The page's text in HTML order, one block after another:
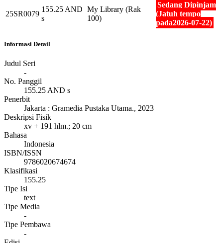
25SR0079
155.25 AND
s
My Library (Rak
100)
Sedang Dipinjam
(Jatuh tempo
pada2026-07-22)
Informasi Detail
Judul Seri
-
No. Panggil
155.25 AND s
Penerbit
Jakarta : Gramedia Pustaka Utama., 2023
Deskripsi Fisik
xv + 191 hlm.; 20 cm
Bahasa
Indonesia
ISBN/ISSN
9786020674674
Klasifikasi
155.25
Tipe Isi
text
Tipe Media
-
Tipe Pembawa
-